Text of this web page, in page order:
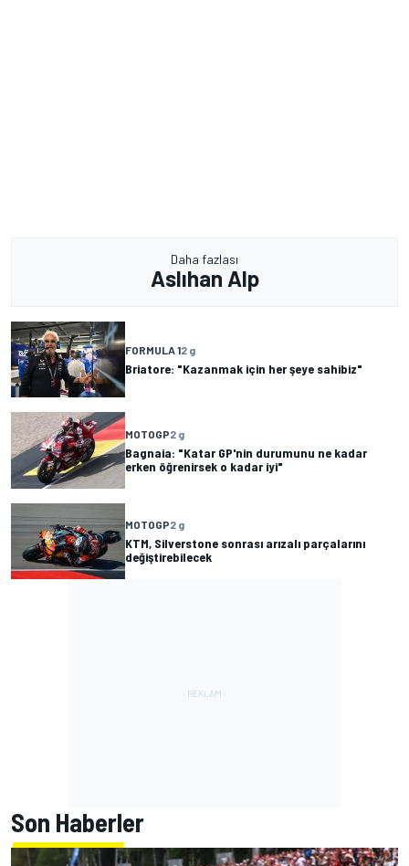
Daha fazlası
Aslıhan Alp
FORMULA 12 g
Briatore: "Kazanmak için her şeye sahibiz"
MOTOGP2 g
Bagnaia: "Katar GP'nin durumunu ne kadar
erken öğrenirsek o kadar iyi"
MOTOGP2 g
KTM, Silverstone sonrası arızalı parçalarını
değiştirebilecek
Son Haberler